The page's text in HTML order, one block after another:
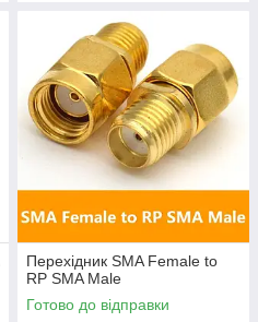
Перехідник SMA Female to
RP SMA Male
Готово до відправки